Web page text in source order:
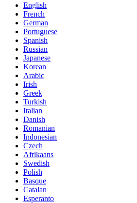
English
French
German
Portuguese
Spanish
Russian
Japanese
Korean
Arabic
Irish
Greek
Turkish
Italian
Danish
Romanian
Indonesian
Czech
Afrikaans
Swedish
Polish
Basque
Catalan
Esperanto